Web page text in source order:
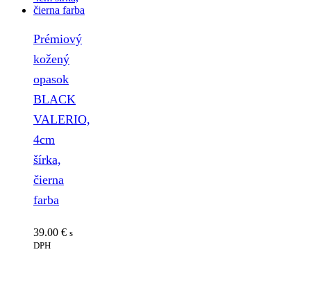
Prémiový
kožený
opasok
BLACK
VALERIO,
4cm
šírka,
čierna
farba
39.00 € s
DPH